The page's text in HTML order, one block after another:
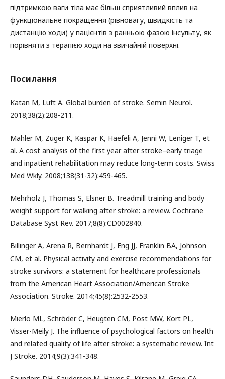
підтримкою ваги тіла має більш сприятливий вплив на
функціональне покращення (рівновагу, швидкість та
дистанцію ходи) у пацієнтів з ранньою фазою інсульту, як
порівняти з терапією ходи на звичайній поверхні.
Посилання
Katan M, Luft A. Global burden of stroke. Semin Neurol.
2018;38(2):208-211.
Mahler M, Züger K, Kaspar K, Haefeli A, Jenni W, Leniger T, et
al. A cost analysis of the first year after stroke–early triage
and inpatient rehabilitation may reduce long-term costs. Swiss
Med Wkly. 2008;138(31-32):459-465.
Mehrholz J, Thomas S, Elsner B. Treadmill training and body
weight support for walking after stroke: a review. Cochrane
Database Syst Rev. 2017;8(8):CD002840.
Billinger A, Arena R, Bernhardt J, Eng JJ, Franklin BA, Johnson
CM, et al. Physical activity and exercise recommendations for
stroke survivors: a statement for healthcare professionals
from the American Heart Association/American Stroke
Association. Stroke. 2014;45(8):2532-2553.
Mierlo ML, Schröder C, Heugten CM, Post MW, Kort PL,
Visser-Meily J. The influence of psychological factors on health
and related quality of life after stroke: a systematic review. Int
J Stroke. 2014;9(3):341-348.